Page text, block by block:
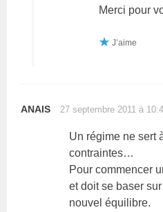
Merci pour
J’aime
ANAIS 27 septembre 2011 à
Un régime ne sert
contraintes…
Pour commencer
et doit se baser
nouvel équilibre.